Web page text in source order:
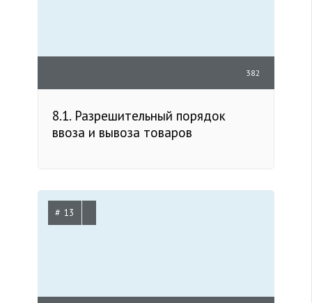
382
8.1. Разрешительный порядок
ввоза и вывоза товаров
# 13